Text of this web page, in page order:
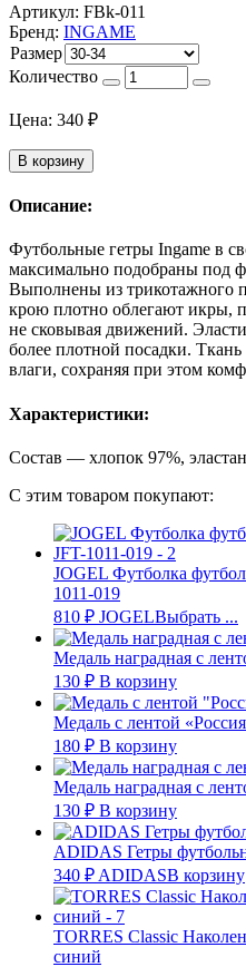
Артикул: FBk-011
Бренд: INGAME
Размер
Количество
Цена: 340 ₽
В корзину
Описание:
Футбольные гетры Ingame в
максимально подобраны под
Выполнены из трикотажного
крою плотно облегают икры,
не сковывая движений.
более плотной посадки.
влаги, сохраняя при этом
Характеристики:
Состав — хлопок 97%,
С этим товаром покупают:
JOGEL Футболка
1011-019
810 ₽ JOGELВыбрать ...
Медаль наградная с
130 ₽ В корзину
Медаль с лентой
180 ₽ В корзину
Медаль наградная с
130 ₽ В корзину
ADIDAS Гетры
340 ₽ ADIDASВ корзину
TORRES Classic
синий